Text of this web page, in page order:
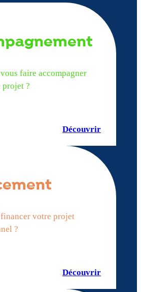
faire accompagner
projet ?
Découvrir
votre projet
?
Découvrir